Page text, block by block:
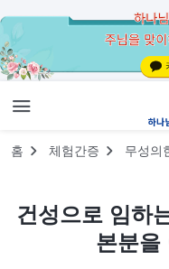
홈 체험간증 무성의
건성으로 임하
본분을